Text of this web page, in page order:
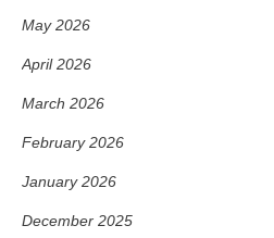
May 2026
April 2026
March 2026
February 2026
January 2026
December 2025